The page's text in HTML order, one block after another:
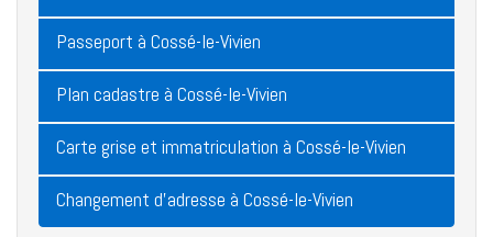
Passeport à Cossé-le-Vivien
Plan cadastre à Cossé-le-Vivien
Carte grise et immatriculation à Cossé-le-Vivien
Changement d'adresse à Cossé-le-Vivien